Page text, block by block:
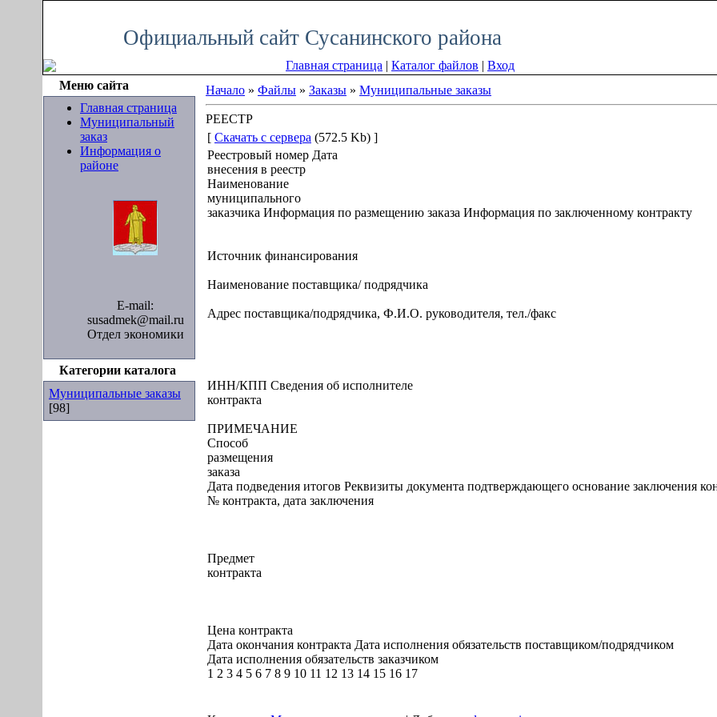
Официальный сайт Сусанинского района
Главная страница | Каталог файлов | Вход
Меню сайта
Главная страница
Муниципальный
заказ
Информация о
районе
E-mail:
susadmek@mail.ru
Отдел экономики
Категории каталога
Муниципальные заказы
[98]
Начало » Файлы » Заказы » Муниципальные заказы
РЕЕСТР
[ Скачать с сервера (572.5 Kb) ]
Реестровый номер Дата
внесения в реестр
Наименование
муниципального
заказчика Информация по размещению заказа Информация по заключенному контракту
Источник финансирования
Наименование поставщика/ подрядчика
Адрес поставщика/подрядчика, Ф.И.О. руководителя, тел./факс
ИНН/КПП Сведения об исполнителе
контракта
ПРИМЕЧАНИЕ
Способ
размещения
заказа
Дата подведения итогов Реквизиты документа подтверждающего основание заключения
№ контракта, дата заключения
Предмет
контракта
Цена контракта
Дата окончания контракта Дата исполнения обязательств поставщиком/подрядчиком
Дата исполнения обязательств заказчиком
1 2 3 4 5 6 7 8 9 10 11 12 13 14 15 16 17